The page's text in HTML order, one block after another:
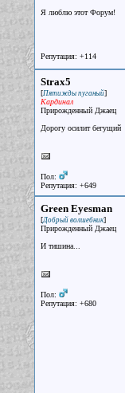
Я люблю этот Форум!
Репутация: +114
Strax5
[Пятижды пуганый]
Кардинал
Прирожденный Джаец
Дорогу осилит бегущий
Пол:
Репутация: +649
Green Eyesman
[Добрый волшебник]
Прирожденный Джаец
И тишина...
Пол:
Репутация: +680